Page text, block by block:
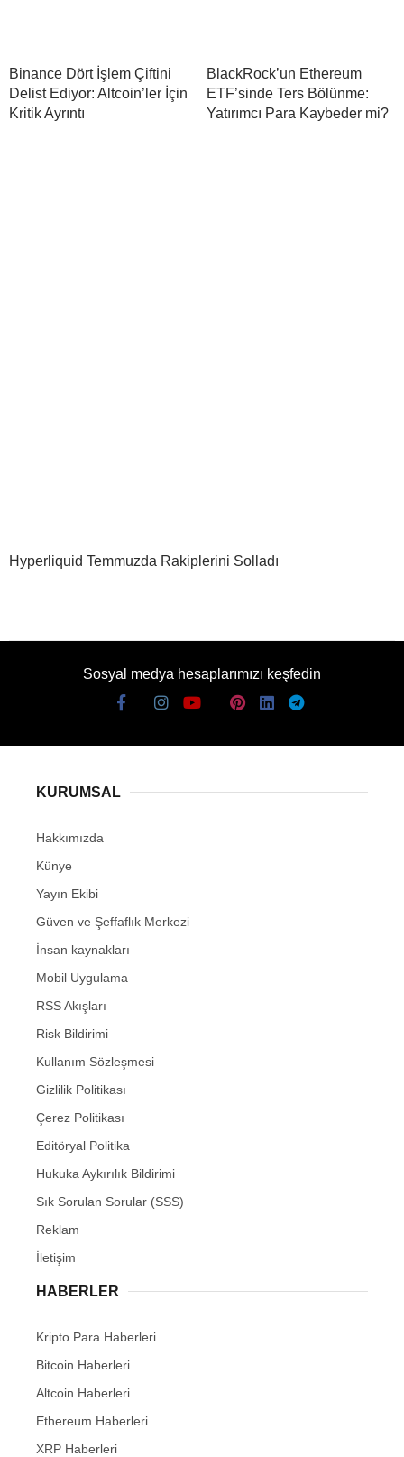
Binance Dört İşlem Çiftini
Delist Ediyor: Altcoin’ler İçin
Kritik Ayrıntı
BlackRock’un Ethereum
ETF’sinde Ters Bölünme:
Yatırımcı Para Kaybeder mi?
Hyperliquid Temmuzda Rakiplerini Solladı
Sosyal medya hesaplarımızı keşfedin
KURUMSAL
Hakkımızda
Künye
Yayın Ekibi
Güven ve Şeffaflık Merkezi
İnsan kaynakları
Mobil Uygulama
RSS Akışları
Risk Bildirimi
Kullanım Sözleşmesi
Gizlilik Politikası
Çerez Politikası
Editöryal Politika
Hukuka Aykırılık Bildirimi
Sık Sorulan Sorular (SSS)
Reklam
İletişim
HABERLER
Kripto Para Haberleri
Bitcoin Haberleri
Altcoin Haberleri
Ethereum Haberleri
XRP Haberleri